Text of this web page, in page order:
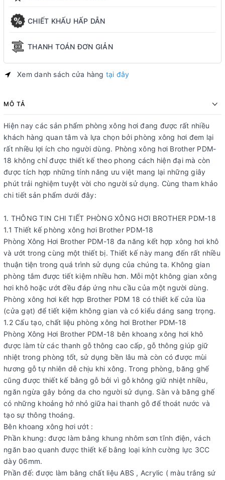
CHIẾT KHẤU HẤP DẪN
THANH TOÁN ĐƠN GIẢN
Xem danh sách cửa hàng tại đây
MÔ TẢ
Hiện nay các sản phẩm phòng xông hơi đang được rất nhiều
khách hàng quan tâm và lựa chọn bởi phòng xông hơi đem lại
rất nhiều lợi ích cho người dùng. Phòng xông hơi Brother PDM-
18 không chỉ được thiết kế theo phong cách hiện đại mà còn
được tích hợp những tính năng ưu việt mang lại những giây
phút trải nghiệm tuyệt vời cho người sử dụng. Cùng tham khảo
chi tiết sản phẩm dưới đây:
1. THÔNG TIN CHI TIẾT PHÒNG XÔNG HƠI BROTHER PDM-18
1.1 Thiết kế phòng xông hơi Brother PDM-18
Phòng Xông Hơi Brother PDM-18 đa năng kết hợp xông hơi khô
và ướt trong cùng một thiết bị. Thiết kế này mang đến rất nhiều
thuận tiện trong quá trình sử dụng của chúng ta. Không gian
phòng tắm được tiết kiệm nhiều hơn. Mỗi một không gian xông
hơi khô hoặc ướt đều đáp ứng nhu cầu của một người dùng.
Phòng xông hơi kết hợp Brother PDM 18 có thiết kế cửa lùa
(cửa gạt) để tiết kiệm không gian và có kiểu dáng sang trọng.
1.2 Cấu tạo, chất liệu phòng xông hơi Brother PDM-18
Phòng Xông Hơi Brother PDM-18 bên khoang xông hơi khô
được làm từ các thanh gỗ thông cao cấp, gỗ thông giúp giữ
nhiệt trong phòng tốt, sử dụng bền lâu mà còn có được mùi
hương gỗ tự nhiên dễ chịu khi xông. Trong phòng, băng ghế
cũng được thiết kế bằng gỗ bởi vì gỗ không giữ nhiệt nhiều,
ngăn ngừa gây bỏng da cho người sử dụng. Sàn và băng ghế
có những khoảng hở nhỏ giữa hai thanh gỗ để thoát nước và
tạo sự thông thoáng.
Bên khoang xông hơi ướt :
Phần khung: được làm bằng khung nhôm sơn tĩnh điện, vách
ngăn bao quanh được thiết kế bằng loại kính cường lực 3CC
dày 06mm.
Phần đế: được làm bằng chất liệu ABS , Acrylic ( màu trắng sứ